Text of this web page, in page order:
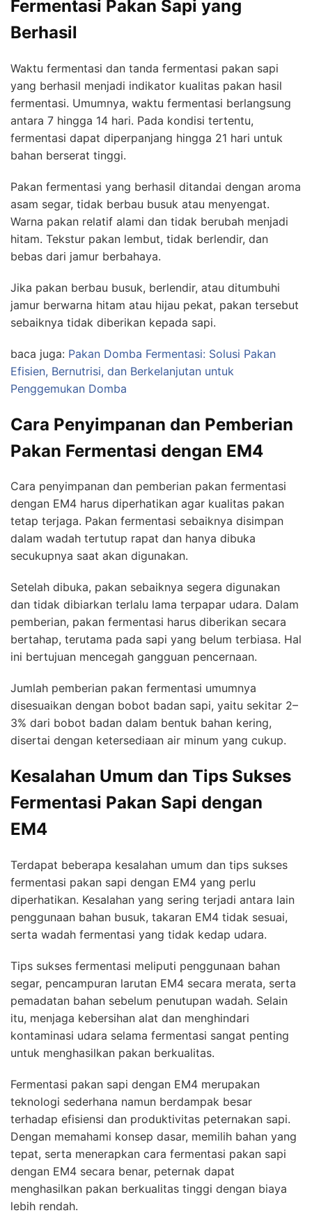
Fermentasi Pakan Sapi yang
Berhasil
Waktu fermentasi dan tanda fermentasi pakan sapi
yang berhasil menjadi indikator kualitas pakan hasil
fermentasi. Umumnya, waktu fermentasi berlangsung
antara 7 hingga 14 hari. Pada kondisi tertentu,
fermentasi dapat diperpanjang hingga 21 hari untuk
bahan berserat tinggi.
Pakan fermentasi yang berhasil ditandai dengan aroma
asam segar, tidak berbau busuk atau menyengat.
Warna pakan relatif alami dan tidak berubah menjadi
hitam. Tekstur pakan lembut, tidak berlendir, dan
bebas dari jamur berbahaya.
Jika pakan berbau busuk, berlendir, atau ditumbuhi
jamur berwarna hitam atau hijau pekat, pakan tersebut
sebaiknya tidak diberikan kepada sapi.
baca juga: Pakan Domba Fermentasi: Solusi Pakan
Efisien, Bernutrisi, dan Berkelanjutan untuk
Penggemukan Domba
Cara Penyimpanan dan Pemberian
Pakan Fermentasi dengan EM4
Cara penyimpanan dan pemberian pakan fermentasi
dengan EM4 harus diperhatikan agar kualitas pakan
tetap terjaga. Pakan fermentasi sebaiknya disimpan
dalam wadah tertutup rapat dan hanya dibuka
secukupnya saat akan digunakan.
Setelah dibuka, pakan sebaiknya segera digunakan
dan tidak dibiarkan terlalu lama terpapar udara. Dalam
pemberian, pakan fermentasi harus diberikan secara
bertahap, terutama pada sapi yang belum terbiasa. Hal
ini bertujuan mencegah gangguan pencernaan.
Jumlah pemberian pakan fermentasi umumnya
disesuaikan dengan bobot badan sapi, yaitu sekitar 2–
3% dari bobot badan dalam bentuk bahan kering,
disertai dengan ketersediaan air minum yang cukup.
Kesalahan Umum dan Tips Sukses
Fermentasi Pakan Sapi dengan
EM4
Terdapat beberapa kesalahan umum dan tips sukses
fermentasi pakan sapi dengan EM4 yang perlu
diperhatikan. Kesalahan yang sering terjadi antara lain
penggunaan bahan busuk, takaran EM4 tidak sesuai,
serta wadah fermentasi yang tidak kedap udara.
Tips sukses fermentasi meliputi penggunaan bahan
segar, pencampuran larutan EM4 secara merata, serta
pemadatan bahan sebelum penutupan wadah. Selain
itu, menjaga kebersihan alat dan menghindari
kontaminasi udara selama fermentasi sangat penting
untuk menghasilkan pakan berkualitas.
Fermentasi pakan sapi dengan EM4 merupakan
teknologi sederhana namun berdampak besar
terhadap efisiensi dan produktivitas peternakan sapi.
Dengan memahami konsep dasar, memilih bahan yang
tepat, serta menerapkan cara fermentasi pakan sapi
dengan EM4 secara benar, peternak dapat
menghasilkan pakan berkualitas tinggi dengan biaya
lebih rendah.